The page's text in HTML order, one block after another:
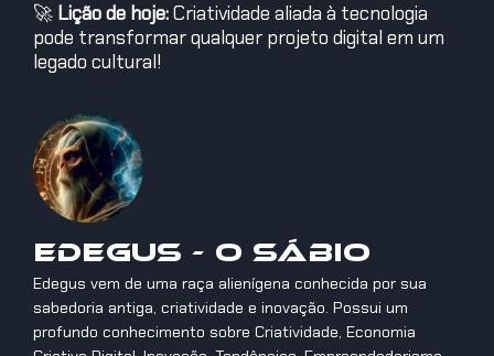
🚀 Lição de hoje:Criatividade aliada à tecnologia
pode transformar qualquer projeto digital em um
legado cultural!
Edegus - O Sábio
Edegus vem de uma raça alienígena conhecida por sua
sabedoria antiga, criatividade e inovação. Possui um
profundo conhecimento sobre Criatividade, Economia